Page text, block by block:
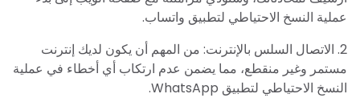
عملية النسخ الاحتياطي لتطبيق واتساب.
2. الاتصال السلس بالإنترنت: من المهم أن يكون لديك إنترنت
مستمر وغير منقطع، مما يضمن عدم ارتكاب أي أخطاء في عملية
النسخ الاحتياطي لتطبيق WhatsApp.